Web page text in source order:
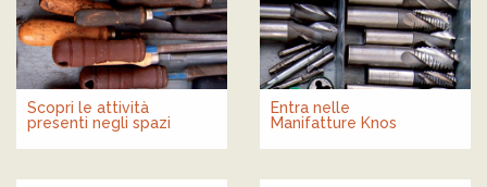
Scopri le attività
presenti negli spazi
Entra nelle
Manifatture Knos